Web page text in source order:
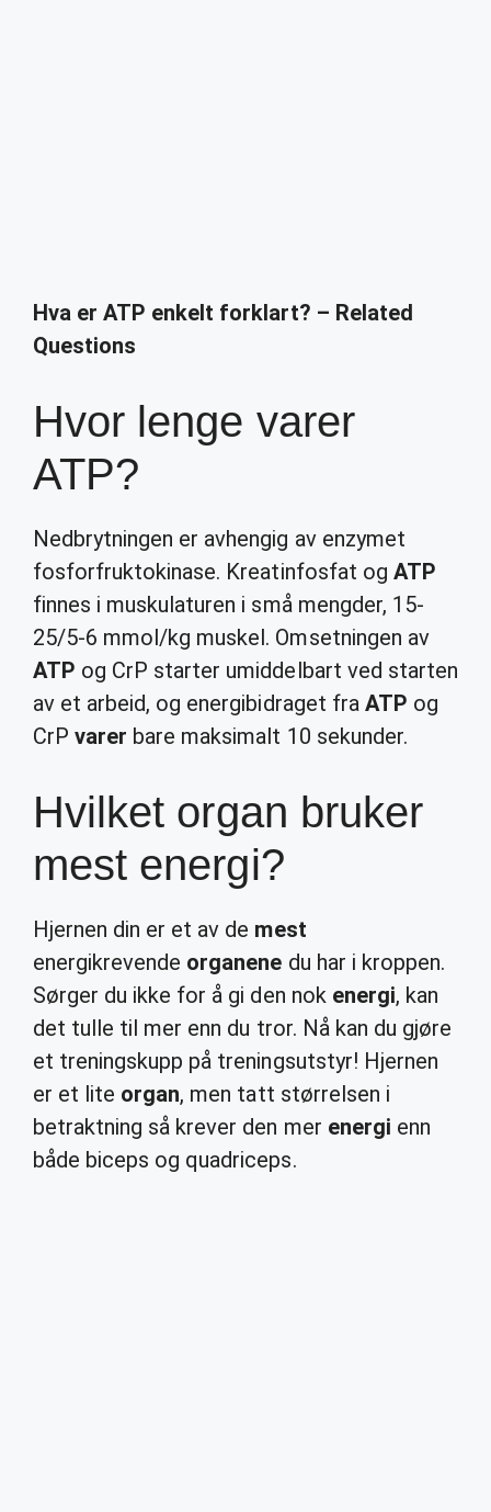
Hva er ATP enkelt forklart? – Related
Questions
Hvor lenge varer
ATP?
Nedbrytningen er avhengig av enzymet
fosforfruktokinase. Kreatinfosfat og ATP
finnes i muskulaturen i små mengder, 15-
25/5-6 mmol/kg muskel. Omsetningen av
ATP og CrP starter umiddelbart ved starten
av et arbeid, og energibidraget fra ATP og
CrPvarer bare maksimalt 10 sekunder.
Hvilket organ bruker
mest energi?
Hjernen din er et av de mest
energikrevende organene du har i kroppen.
Sørger du ikke for å gi den nok energi, kan
det tulle til mer enn du tror. Nå kan du gjøre
et treningskupp på treningsutstyr! Hjernen
er et lite organ, men tatt størrelsen i
betraktning så krever den mer energi enn
både biceps og quadriceps.